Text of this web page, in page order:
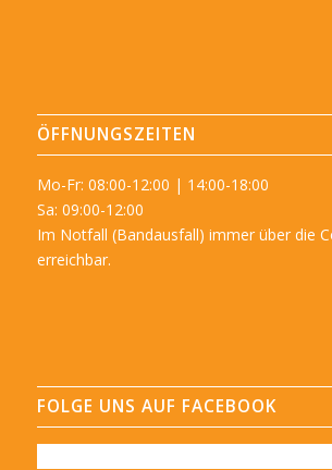
ÖFFNUNGSZEITEN
Mo-Fr: 08:00-12:00 | 14:00-18:00
Sa: 09:00-12:00
Im Notfall (Bandausfall) immer über die
erreichbar.
FOLGE UNS AUF FACEBOOK